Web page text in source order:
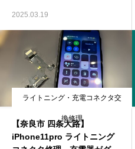
2025.03.19
ライトニング・充電コネクタ交
換修理
【奈良市 四条大路】
iPhone11pro ライトニング